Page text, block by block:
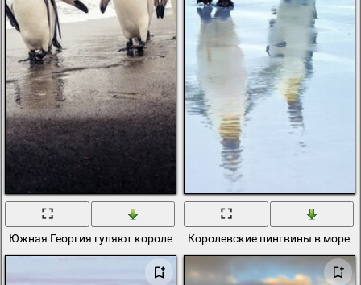
Южная Георгия гуляют королевские пингвины на пляже
Королевские пингвины в море